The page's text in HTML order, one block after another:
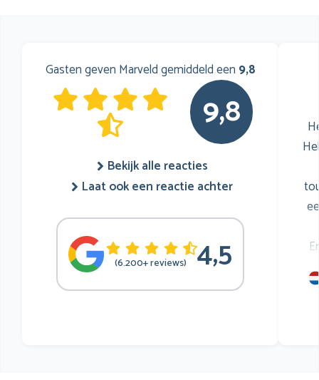
Gasten geven Marveld gemiddeld een 9,8
9,8
Bekijk alle reacties
Laat ook een reactie achter
(6.200+ reviews) 4,5